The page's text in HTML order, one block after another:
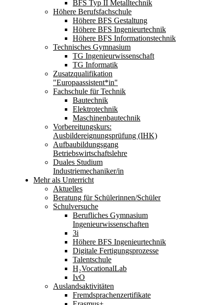
BFS Typ II Metalltechnik
Höhere Berufsfachschule
Höhere BFS Gestaltung
Höhere BFS Ingenieurtechnik
Höhere BFS Informationstechnik
Technisches Gymnasium
TG Ingenieurwissenschaft
TG Informatik
Zusatzqualifikation
"Europaassistent*in"
Fachschule für Technik
Bautechnik
Elektrotechnik
Maschinenbautechnik
Vorbereitungskurs:
Ausbildereignungsprüfung (IHK)
Aufbaubildungsgang
Betriebswirtschaftslehre
Duales Studium
Industriemechaniker/in
Mehr als Unterricht
Aktuelles
Beratung für Schülerinnen/Schüler
Schulversuche
Berufliches Gymnasium
Ingenieurwissenschaften
3i
Höhere BFS Ingenieurtechnik
Digitale Fertigungsprozesse
Talentschule
H₂VocationalLab
IvO
Auslandsaktivitäten
Fremdsprachenzertifikate